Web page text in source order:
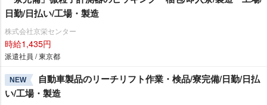
日勤/日払い/工場・製造
株式会社京栄センター
時給1,435円
派遣社員 / 東京都
NEW
自動車製品のリーチリフト作業・検品/寮完備/日勤/日払
い/工場・製造